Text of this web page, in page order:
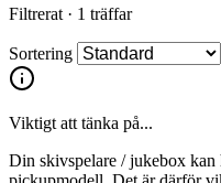
Filtrerat · 1 träffar
Sortering
Viktigt att tänka på...
Din skivspelare / jukebox kan